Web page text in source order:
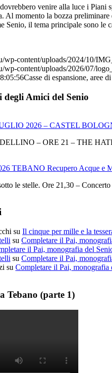
venire alla luce i Piani
Al momento la bozza
Senio, il tema principale sono le
wp-content/uploads/2024/10/
wp-content/uploads/2026/07/
Casse di espansione, aree
Amici del Senio
2026 – CASTEL
– ORE 21 – THE
TEBANO Recupero Acque e
le stelle. Ore 21,30 –
su Il cinque per mille e la
su Completare il Pai,
il Pai, monografia del
su Completare il Pai,
su Completare il Pai, monografia
Tebano (parte 1)